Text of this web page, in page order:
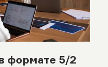
формате 5/2